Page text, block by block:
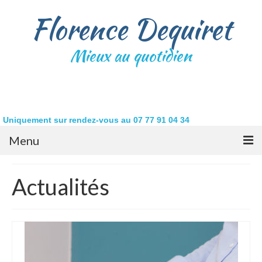
Florence Dequiret
Mieux au quotidien
Uniquement sur rendez-vous au 07 77 91 04 34
Menu
Qui suis-je ?
La sophrologie
Actualités